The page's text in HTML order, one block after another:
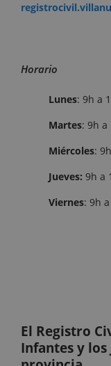
Horario
Lunes: 9h a
Martes: 9h a
Miércoles:
Jueves: 9h a
Viernes: 9h
El Registro
Infantes y los